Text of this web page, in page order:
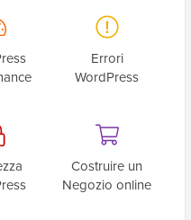
Errori
WordPress
Costruire un
Negozio online